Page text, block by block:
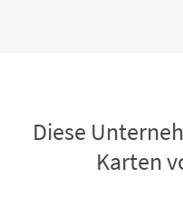
Diese
Karten